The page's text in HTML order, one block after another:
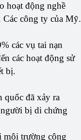
hoạt động nghề
công ty của Mỹ.
các vụ tai nạn
các hoạt động sử
bị.
đã xảy ra
bị di chứng
môi trường công